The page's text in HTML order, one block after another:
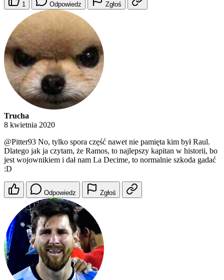
1 Odpowiedz Zgłoś
Trucha
8 kwietnia 2020
@Pitter93 No, tylko spora część nawet nie pamięta kim był Raul.
Dlatego jak ja czytam, że Ramos, to najlepszy kapitan w historii, bo
jest wojownikiem i dał nam La Decime, to normalnie szkoda gadać
:D
Odpowiedz Zgłoś